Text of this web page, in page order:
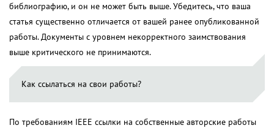
библиографию, и он не может быть выше. Убедитесь, что ваша
статья существенно отличается от вашей ранее опубликованной
работы. Документы с уровнем некорректного заимствования
выше критического не принимаются.
Как ссылаться на свои работы?
По требованиям IEEE ссылки на собственные авторские работы